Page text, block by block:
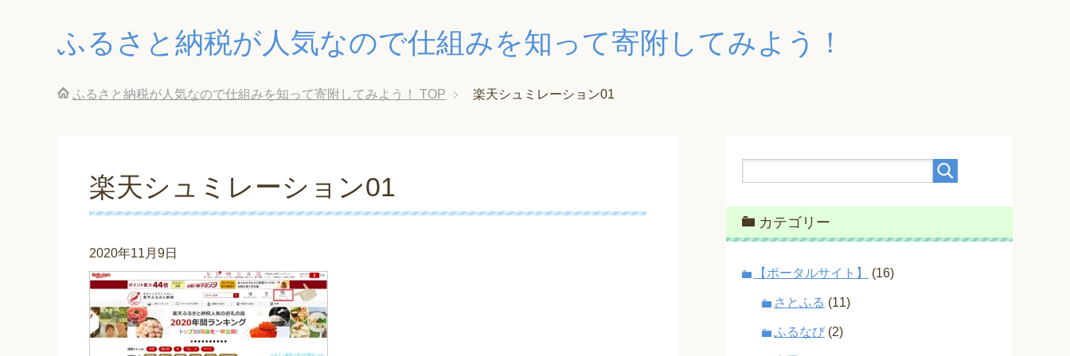
ふるさと納税が人気なので仕組みを知って寄附してみよう！
ふるさと納税が人気なので仕組みを知って寄附してみよう！ TOP 楽天シュミレーション01
楽天シュミレーション01
2020年11月9日
カテゴリー
【ポータルサイト】 (16)
さとふる (11)
ふるなび (2)